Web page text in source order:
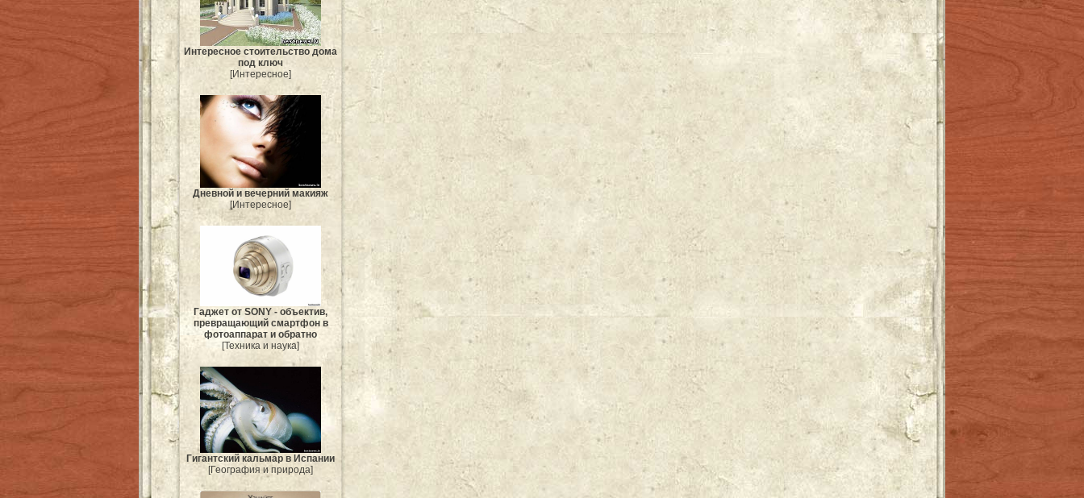
Интересное стоительство дома
под ключ
[Интересное]
Дневной и вечерний макияж
[Интересное]
Гаджет от SONY - объектив,
превращающий смартфон в
фотоаппарат и обратно
[Техника и наука]
Гигантский кальмар в Испании
[География и природа]